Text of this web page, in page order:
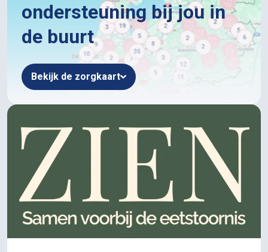
ondersteuning bij jou in
de buurt
Bekijk de zorgkaart